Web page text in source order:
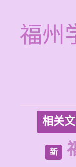
福州
相关
新